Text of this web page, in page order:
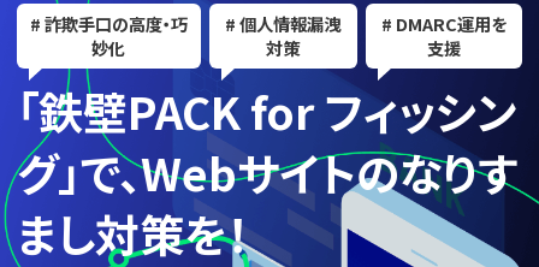
# 詐欺手口の高度・巧
妙化
# 個人情報漏洩
対策
# DMARC運用を
支援
「鉄壁PACK for フィッシン
グ」で、Webサイトのなりす
まし対策を！